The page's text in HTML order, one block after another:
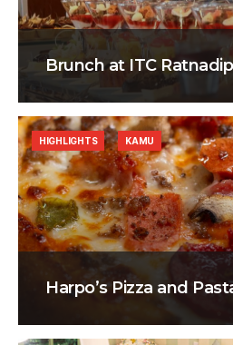
Brunch at ITC
Harpo’s Pizza and
HIGHLIGHTS KAMU